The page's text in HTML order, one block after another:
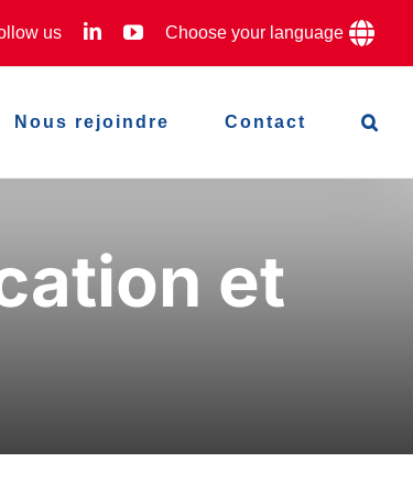
us LinkedInYouTube
Choose your language
Nous rejoindre Contact
et